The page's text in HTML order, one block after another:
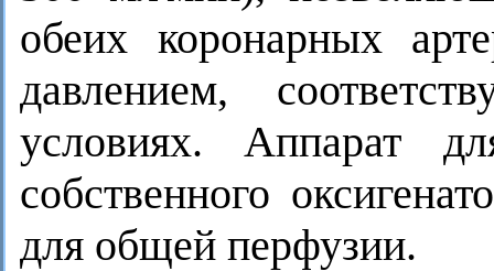
обеих коронарных
давлением,
условиях. Аппарат
собственного
для общей перфузии.